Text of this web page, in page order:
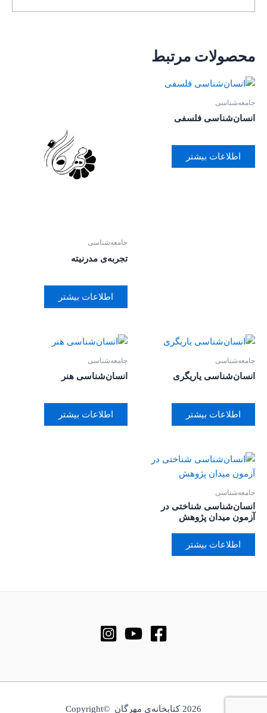
محصولات مرتبط
جامعه‌شناسی
انسان‌شناسی فلسفی
اطلاعات بیشتر
جامعه‌شناسی
تجربه‌ی مدرنیته
اطلاعات بیشتر
جامعه‌شناسی
انسان‌شناسی یاریگری
اطلاعات بیشتر
جامعه‌شناسی
انسان‌شناسی هنر
اطلاعات بیشتر
جامعه‌شناسی
انسان‌شناسی شناختی در
آزمون میدان پژوهش
اطلاعات بیشتر
2026 کتابخانه‌ی مهرگان ©Copyright